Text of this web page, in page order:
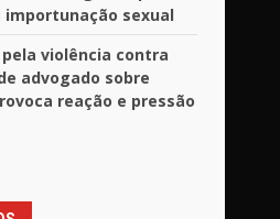
sexual
violência contra
advogado sobre
reação e pressão